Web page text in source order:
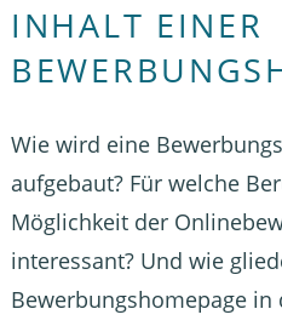
INHALT EINER
Wie wird eine
aufgebaut? Für welche
Möglichkeit der
interessant? Und wie
Bewerbungshomepage